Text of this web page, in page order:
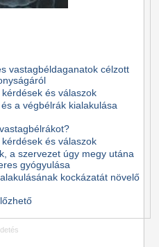
vastagbéldaganatok célzott
és válaszok
a végbélrák kialakulása
és válaszok
a szervezet úgy megy utána
gyógyulása
kockázatát növelő